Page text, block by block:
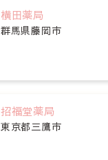
横田薬局
群馬県藤岡市
招福堂薬局
東京都三鷹市